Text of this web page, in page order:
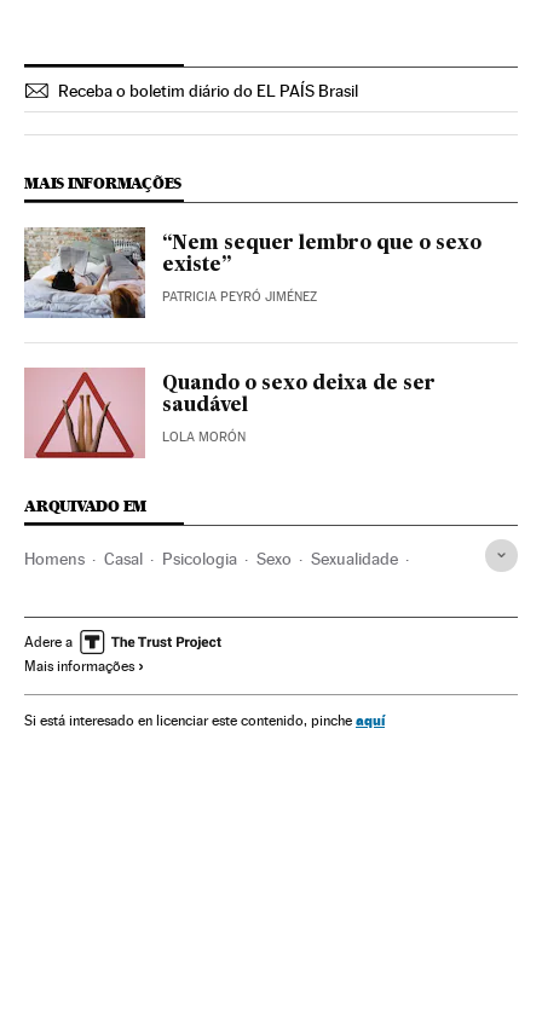
Receba o boletim diário do EL PAÍS Brasil
MAIS INFORMAÇÕES
“Nem sequer lembro que o sexo
existe”
PATRICIA PEYRÓ JIMÉNEZ
Quando o sexo deixa de ser
saudável
LOLA MORÓN
ARQUIVADO EM
Homens Casal Psicologia Sexo Sexualidade
Adere a
Mais informações
Si está interesado en licenciar este contenido, pinche aquí